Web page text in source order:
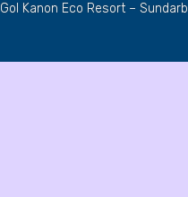
Gol Kanon Eco Resort –